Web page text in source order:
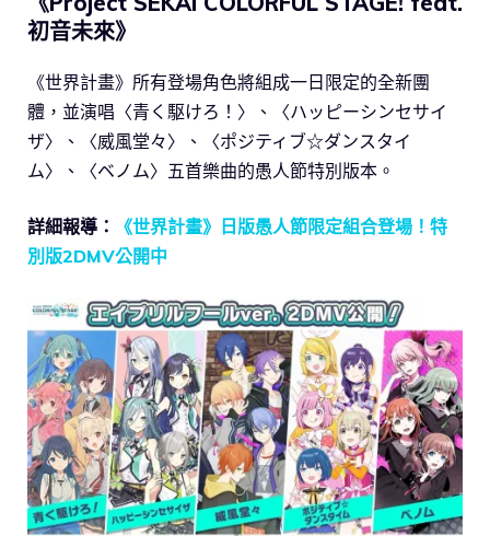
初音未來》
《世界計畫》所有登場角色將組成一日限定的全新團
體，並演唱〈青く駆けろ！〉、〈ハッピーシンセサイ
ザ〉、〈威風堂々〉、〈ポジティブ☆ダンスタイ
ム〉、〈ベノム〉五首樂曲的愚人節特別版本。
詳細報導：
《世界計畫》日版愚人節限定組合登場！特
別版2DMV公開中